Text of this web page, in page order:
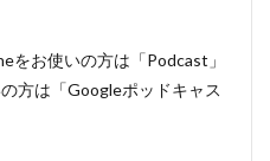
をお使いの方は「Podcast」
方は「Googleポッドキャス